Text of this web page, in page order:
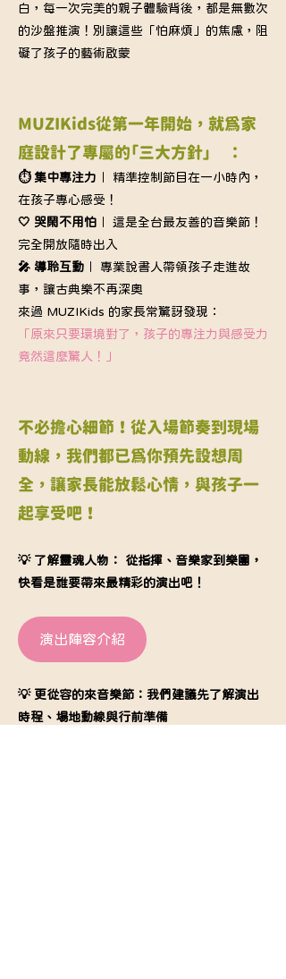
白，每一次完美的親子體驗背後，都是無數次
的沙盤推演！別讓這些「怕麻煩」的焦慮，阻
礙了孩子的藝術啟蒙
MUZIKids從第一年開始，就為家
庭設計了專屬的「三大方針」　：
⏱️ 集中專注力 ｜ 精準控制節目在一小時內，
在孩子專心感受！
🤍 哭鬧不用怕 ｜ 這是全台最友善的音樂節！
完全開放隨時出入
🎤 導聆互動 ｜ 專業說書人帶領孩子走進故
事，讓古典樂不再深奧
來過 MUZIKids 的家長常驚訝發現：
「原來只要環境對了，孩子的專注力與感受力
竟然這麼驚人！」
不必擔心細節！從入場節奏到現場
動線，我們都已為你預先設想周
全，讓家長能放鬆心情，與孩子一
起享受吧！
💡 了解靈魂人物： 從指揮、音樂家到樂團，
快看是誰要帶來最精彩的演出吧！
演出陣容介紹
💡 更從容的來音樂節：我們建議先了解演出
時程、場地動線與行前準備